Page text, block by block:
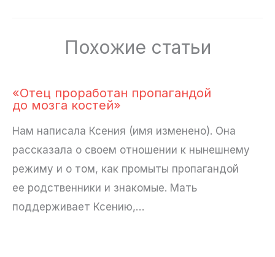
Похожие статьи
«Отец проработан пропагандой
до мозга костей»
Нам написала Ксения (имя изменено). Она
рассказала о своем отношении к нынешнему
режиму и о том, как промыты пропагандой
ее родственники и знакомые. Мать
поддерживает Ксению,…